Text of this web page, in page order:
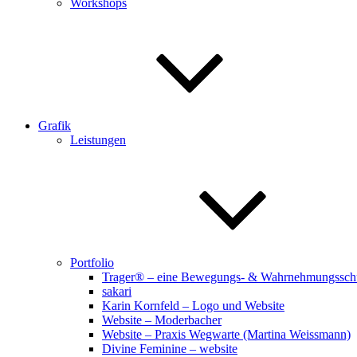
Workshops
Grafik
Leistungen
Portfolio
Trager® – eine Bewegungs- &
sakari
Karin Kornfeld – Logo und Website
Website – Moderbacher
Website – Praxis Wegwarte (Martina Weissmann)
Divine Feminine – website